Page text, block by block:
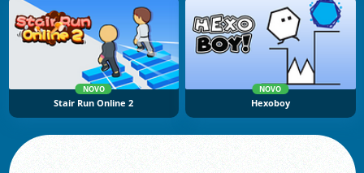
NOVO
Stair Run Online 2
NOVO
Hexoboy